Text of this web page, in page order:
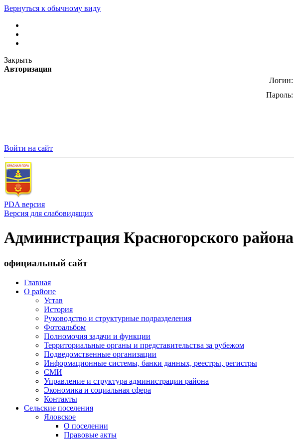
Вернуться к обычному виду
Закрыть
Авторизация
Логин:
Пароль:
Войти на сайт
PDA версия
Версия для слабовидящих
Администрация Красногорского района
официальный сайт
Главная
О районе
Устав
История
Руководство и структурные подразделения
Фотоальбом
Полномочия задачи и функции
Территориальные органы и представительства за рубежом
Подведомственные организации
Информационные системы, банки данных, реестры, регистры
СМИ
Управление и структура администрации района
Экономика и социальная сфера
Контакты
Сельские поселения
Яловское
О поселении
Правовые акты